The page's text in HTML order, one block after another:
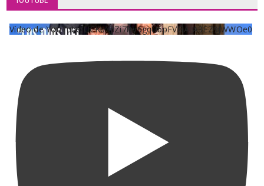
Vídeo de YouTube UCKqYjiZi7lzy6gqU6pFVFiA_A3EZ9JWWOe0